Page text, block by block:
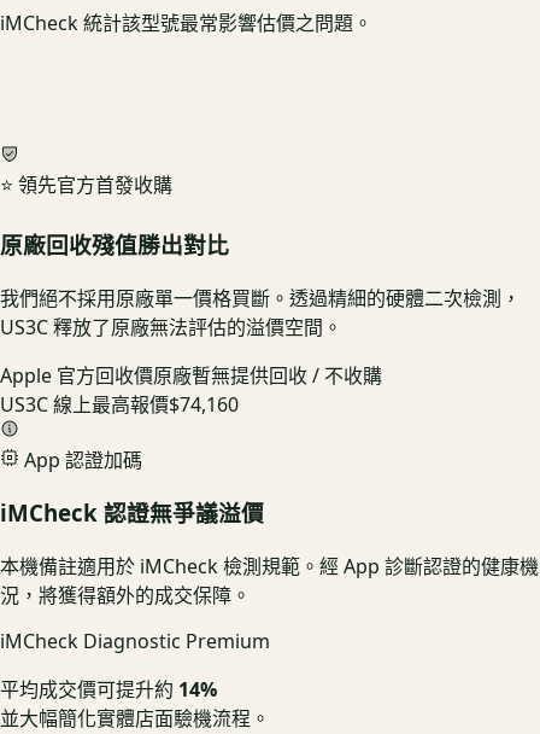
iMCheck 統計該型號最常影響估價之問題。
⭐ 領先官方首發收購
原廠回收殘值勝出對比
我們絕不採用原廠單一價格買斷。透過精細的硬體二次檢測，
US3C 釋放了原廠無法評估的溢價空間。
Apple 官方回收價原廠暫無提供回收 / 不收購
US3C 線上最高報價$74,160
App 認證加碼
iMCheck 認證無爭議溢價
本機備註適用於 iMCheck 檢測規範。經 App 診斷認證的健康機
況，將獲得額外的成交保障。
iMCheck Diagnostic Premium
平均成交價可提升約 14%
並大幅簡化實體店面驗機流程。